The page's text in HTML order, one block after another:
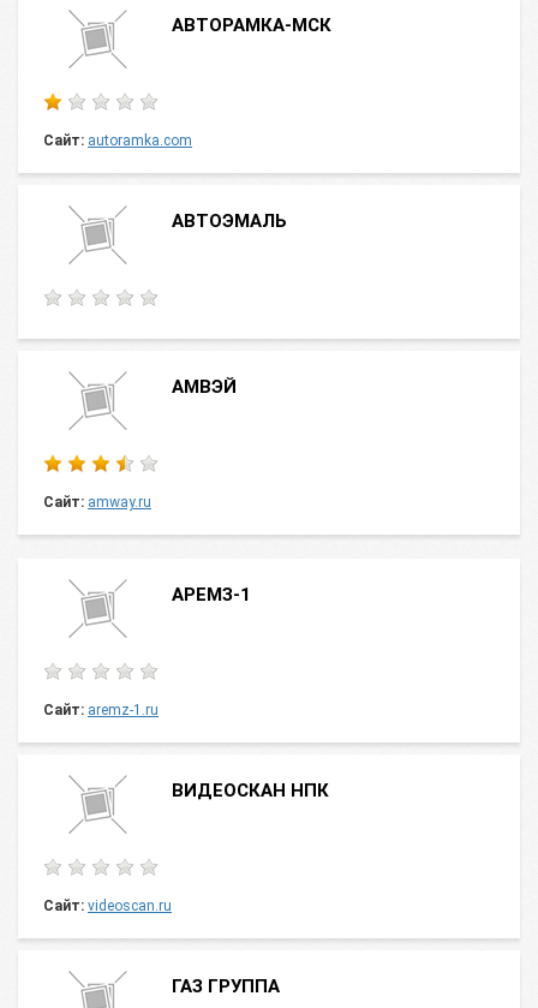
АВТОРАМКА-МСК
Сайт: autoramka.com
АВТОЭМАЛЬ
АМВЭЙ
Сайт: amway.ru
АРЕМЗ-1
Сайт: aremz-1.ru
ВИДЕОСКАН НПК
Сайт: videoscan.ru
ГАЗ ГРУППА